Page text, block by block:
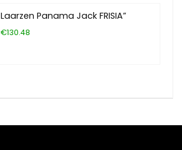
Laarzen Panama Jack FRISIA”
€130.48